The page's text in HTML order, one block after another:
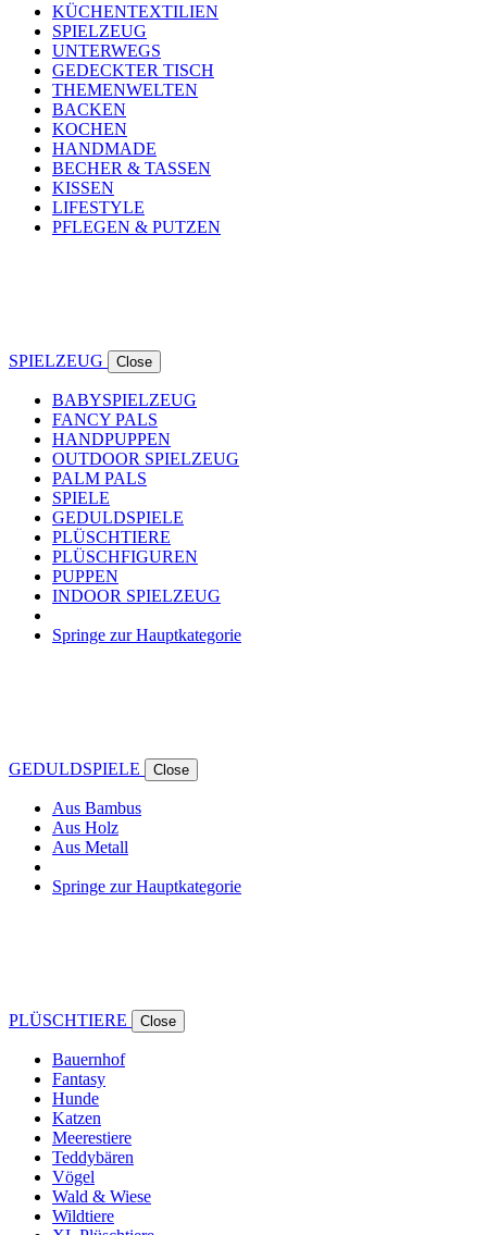
KÜCHENTEXTILIEN
SPIELZEUG
UNTERWEGS
GEDECKTER TISCH
THEMENWELTEN
BACKEN
KOCHEN
HANDMADE
BECHER & TASSEN
KISSEN
LIFESTYLE
PFLEGEN & PUTZEN
SPIELZEUG Close
BABYSPIELZEUG
FANCY PALS
HANDPUPPEN
OUTDOOR SPIELZEUG
PALM PALS
SPIELE
GEDULDSPIELE
PLÜSCHTIERE
PLÜSCHFIGUREN
PUPPEN
INDOOR SPIELZEUG
Springe zur Hauptkategorie
GEDULDSPIELE Close
Aus Bambus
Aus Holz
Aus Metall
Springe zur Hauptkategorie
PLÜSCHTIERE Close
Bauernhof
Fantasy
Hunde
Katzen
Meerestiere
Teddybären
Vögel
Wald & Wiese
Wildtiere